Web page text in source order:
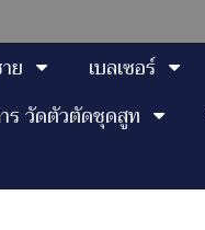
ย เบลเซอร์
ร วัดตัวตัดชุดสูท